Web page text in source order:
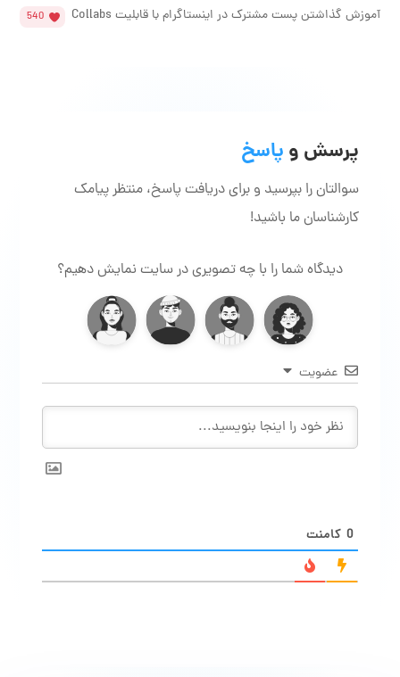
آموزش گذاشتن پست مشترک در اینستاگرام با قابلیت Collabs 540
پرسش و پاسخ
سوالتان را بپرسید و برای دریافت پاسخ، منتظر پیامک
کارشناسان ما باشید!
دیدگاه شما را با چه تصویری در سایت نمایش دهیم؟
عضویت
0 کامنت